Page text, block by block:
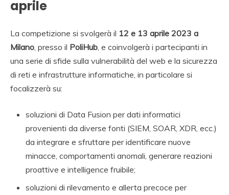
aprile
La competizione si svolgerà il 12 e 13 aprile 2023 a
Milano , presso il PoliHub , e coinvolgerà i partecipanti in
una serie di sfide sulla vulnerabilità del web e la sicurezza
di reti e infrastrutture informatiche, in particolare si
focalizzerà su:
soluzioni di Data Fusion per dati informatici
provenienti da diverse fonti (SIEM, SOAR, XDR, ecc.)
da integrare e sfruttare per identificare nuove
minacce, comportamenti anomali, generare reazioni
proattive e intelligence fruibile;
soluzioni di rilevamento e allerta precoce per